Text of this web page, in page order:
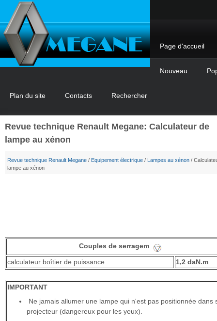
Page d'accueil
Nouveau
Plan du site Contacts Rechercher
Revue technique Renault Megane: Calculateur de
lampe au xénon
Revue technique Renault Megane / Equipement électrique / Lampes au xénon /
lampe au xénon
Couples de serragem
calculateur boîtier de puissance 1,2 daN.m
IMPORTANT
Ne jamais allumer une lampe qui n'est pas positionnée dans
projecteur (dangereux pour les yeux).